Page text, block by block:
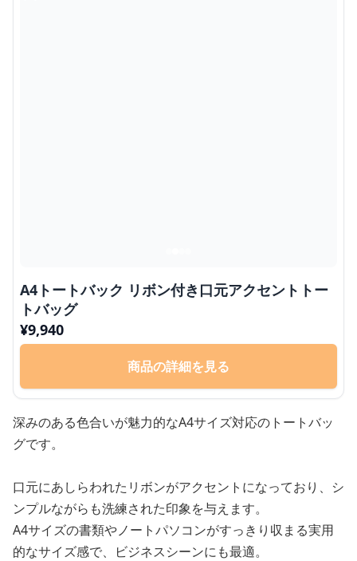
A4トートバック リボン付き口元アクセントトー
トバッグ
¥9,940
商品の詳細を見る
深みのある色合いが魅力的なA4サイズ対応のトートバッ
グです。
口元にあしらわれたリボンがアクセントになっており、シ
ンプルながらも洗練された印象を与えます。
A4サイズの書類やノートパソコンがすっきり収まる実用
的なサイズ感で、ビジネスシーンにも最適。